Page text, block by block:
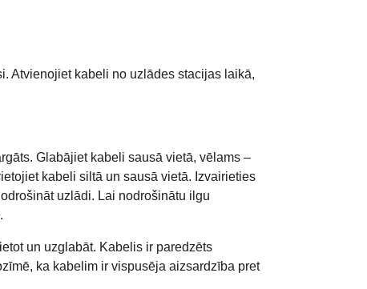
Atvienojiet kabeli no uzlādes stacijas laikā,
Glabājiet kabeli sausā vietā, vēlams –
kabeli siltā un sausā vietā. Izvairieties
uzlādi. Lai nodrošinātu ilgu
un uzglabāt. Kabelis ir paredzēts
ka kabelim ir vispusēja aizsardzība pret